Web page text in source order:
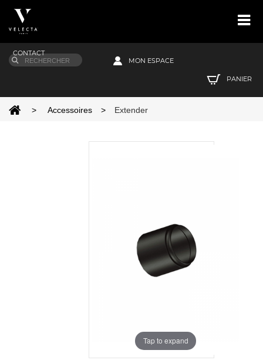
CONTACT
MON ESPACE
PANIER
> Accessoires > Extender
Tap to expand